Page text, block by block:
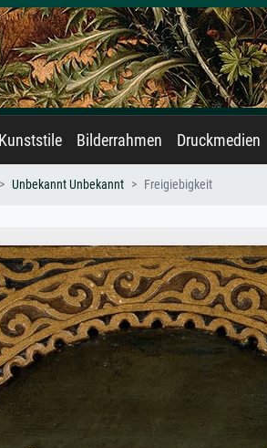
Kunststile Bilderrahmen Druckmedien
Unbekannt Unbekannt Freigiebigkeit